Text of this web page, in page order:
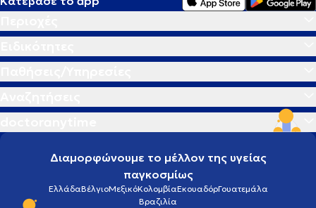
Διαμορφώνουμε το μέλλον της υγείας
παγκοσμίως
ΕλλάδαΒέλγιοΜεξικόΚολομβίαΕκουαδόρΓουατεμάλα
Βραζιλία